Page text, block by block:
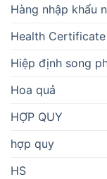
Hàng nhập khẩu
Health Certificate
Hiệp định song
Hoa quả
HỢP QUY
hợp quy
HS